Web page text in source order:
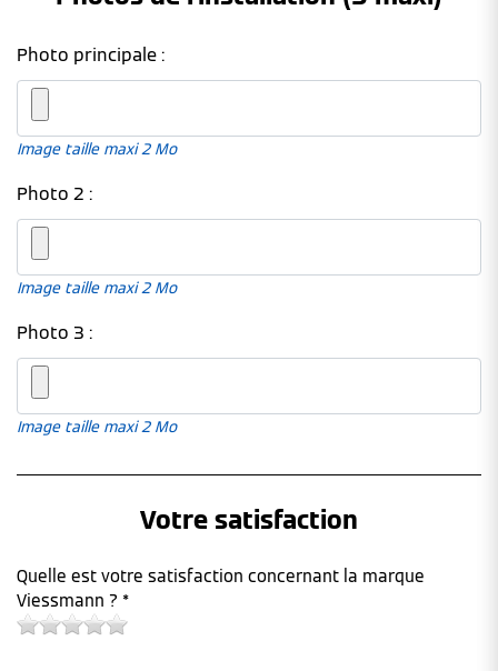
Photo principale :
Image taille maxi 2 Mo
Photo 2 :
Image taille maxi 2 Mo
Photo 3 :
Image taille maxi 2 Mo
Votre satisfaction
Quelle est votre satisfaction concernant la marque
Viessmann ? *